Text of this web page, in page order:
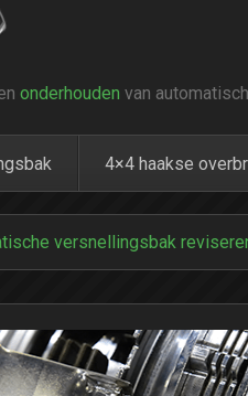
onderhouden van
4×4 haakse
versnellingsbak